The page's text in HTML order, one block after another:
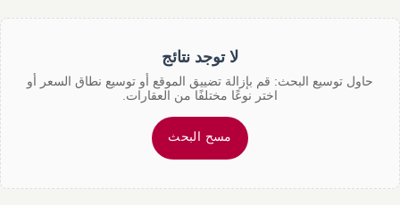
لا توجد نتائج
حاول توسيع البحث: قم بإزالة تضييق الموقع أو توسيع نطاق السعر أو
اختر نوعًا مختلفًا من العقارات.
مسح البحث